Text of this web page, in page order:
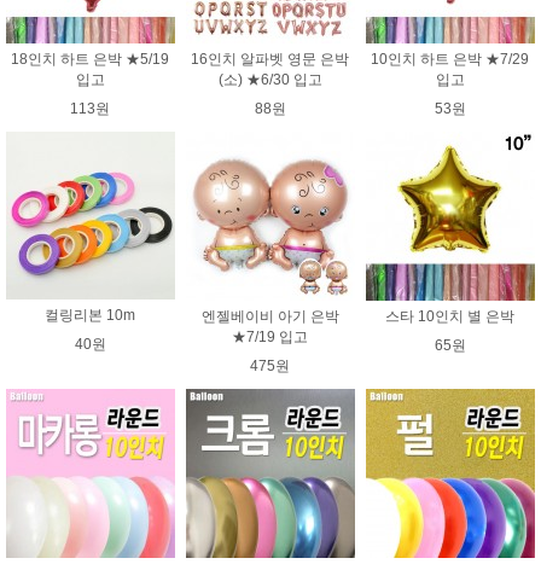
18인치 하트 은박 ★5/19
입고
113원
16인치 알파벳 영문 은박
(소) ★6/30 입고
88원
10인치 하트 은박 ★7/29
입고
53원
컬링리본 10m
40원
엔젤베이비 아기 은박
★7/19 입고
475원
스타 10인치 별 은박
65원